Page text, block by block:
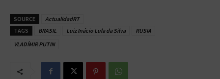
SOURCE
ActualidadRT
TAGS
BRASIL Luiz Inácio Lula da Silva
RUSIA
VLADÍMIR PUTIN